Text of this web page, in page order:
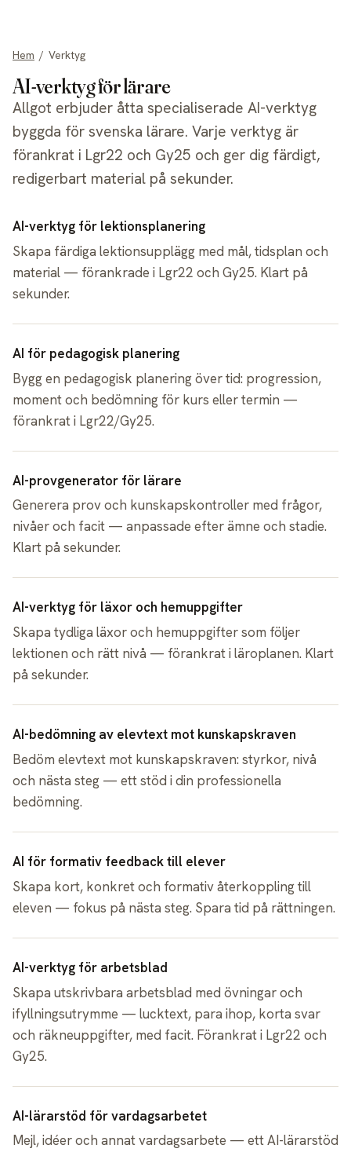
Hem / Verktyg
AI-verktyg för lärare
Allgot erbjuder åtta specialiserade AI-verktyg
byggda för svenska lärare. Varje verktyg är
förankrat i Lgr22 och Gy25 och ger dig färdigt,
redigerbart material på sekunder.
AI-verktyg för lektionsplanering
Skapa färdiga lektionsupplägg med mål, tidsplan och
material — förankrade i Lgr22 och Gy25. Klart på
sekunder.
AI för pedagogisk planering
Bygg en pedagogisk planering över tid: progression,
moment och bedömning för kurs eller termin —
förankrat i Lgr22/Gy25.
AI-provgenerator för lärare
Generera prov och kunskapskontroller med frågor,
nivåer och facit — anpassade efter ämne och stadie.
Klart på sekunder.
AI-verktyg för läxor och hemuppgifter
Skapa tydliga läxor och hemuppgifter som följer
lektionen och rätt nivå — förankrat i läroplanen. Klart
på sekunder.
AI-bedömning av elevtext mot kunskapskraven
Bedöm elevtext mot kunskapskraven: styrkor, nivå
och nästa steg — ett stöd i din professionella
bedömning.
AI för formativ feedback till elever
Skapa kort, konkret och formativ återkoppling till
eleven — fokus på nästa steg. Spara tid på rättningen.
AI-verktyg för arbetsblad
Skapa utskrivbara arbetsblad med övningar och
ifyllningsutrymme — lucktext, para ihop, korta svar
och räkneuppgifter, med facit. Förankrat i Lgr22 och
Gy25.
AI-lärarstöd för vardagsarbetet
Mejl, idéer och annat vardagsarbete — ett AI-lärarstöd